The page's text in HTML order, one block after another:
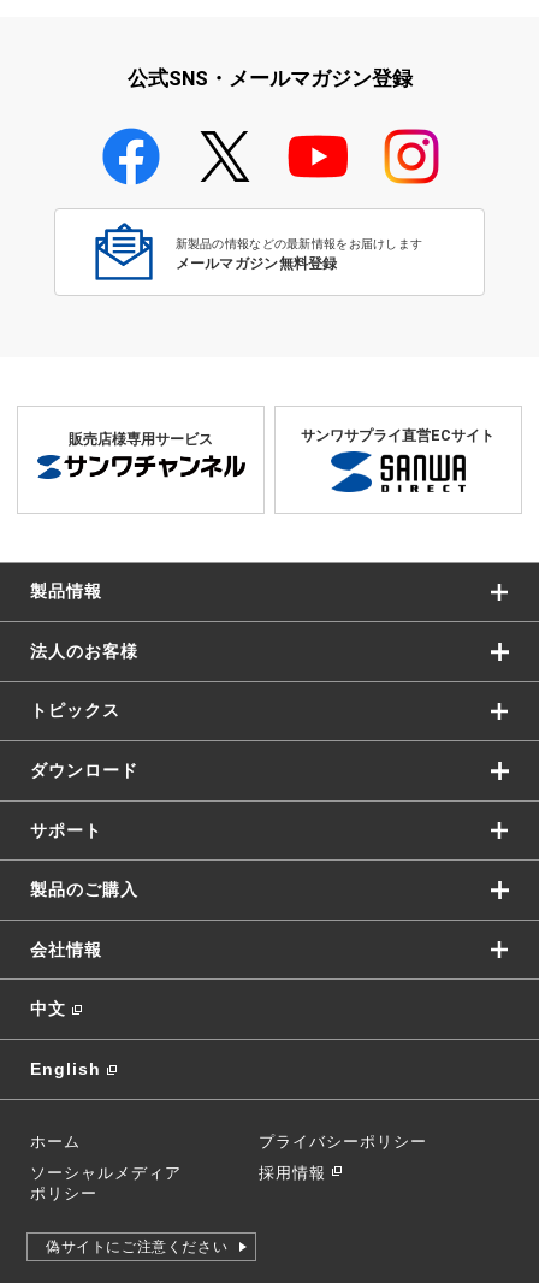
公式SNS・メールマガジン登録
新製品の情報などの最新情報をお届けします
メールマガジン無料登録
販売店様専用サービス サンワサプライ直営ECサイト
製品情報
法人のお客様
トピックス
ダウンロード
サポート
製品のご購入
会社情報
中文
English
ホーム
プライバシーポリシー
ソーシャルメディア
ポリシー
採用情報
偽サイトにご注意ください